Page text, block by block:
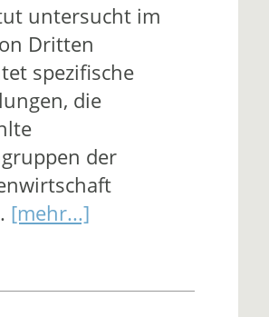
untersucht im
Dritten
spezifische
die
der
[mehr...]